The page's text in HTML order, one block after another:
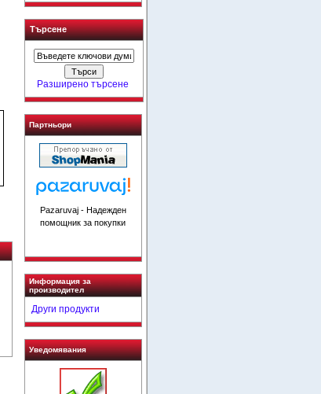
Търсене
Разширено търсене
Партньори
Pazaruvaj - Надежден
помощник за покупки
Информация за
производител
Други продукти
Уведомявания